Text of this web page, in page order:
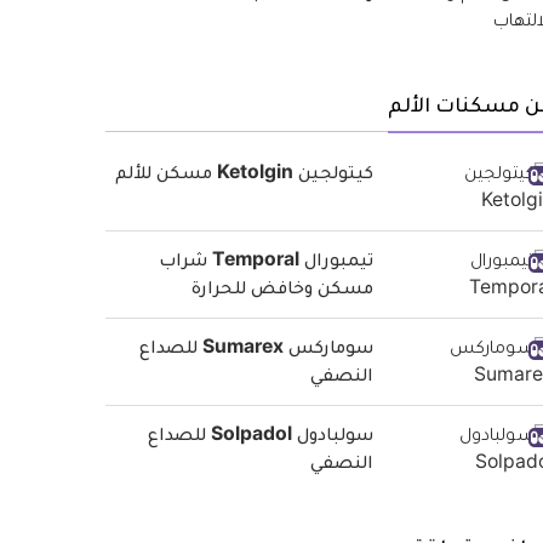
مسكنات الألم
كيتولجين Ketolgin مسكن للألم
تيمبورال Temporal شراب
مسكن وخافض للحرارة
سوماركس Sumarex للصداع
النصفي
سولبادول Solpadol للصداع
النصفي